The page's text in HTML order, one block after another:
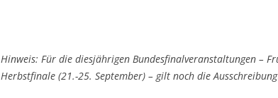
Hinweis: Für die diesjährigen Bundesfinalveranstaltungen –
Herbstfinale (21.-25. September) – gilt noch die Ausschreibung